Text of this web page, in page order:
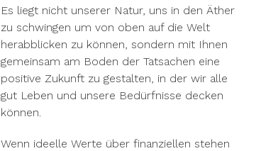
Es liegt nicht unserer Natur, uns in den Äther
zu schwingen um von oben auf die Welt
herabblicken zu können, sondern mit Ihnen
gemeinsam am Boden der Tatsachen eine
positive Zukunft zu gestalten, in der wir alle
gut Leben und unsere Bedürfnisse decken
können.
Wenn ideelle Werte über finanziellen stehen